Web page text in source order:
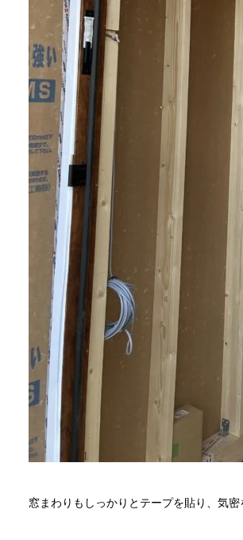
窓まわりもしっかりとテープを貼り、気密